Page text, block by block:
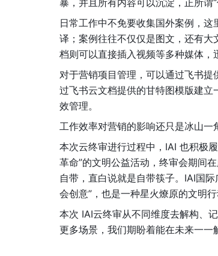
暴，并且所有内容可以沉淀，正所谓“
日常工作中不免要收集国外案例，
译；案例往往不仅仅是图文，还有
档则可以直接插入视频等多种媒体，
对于营销项目管理，可以通过飞书
过飞书云文档提供的甘特图模版建
效管理。
工作效率对营销的影响还只是冰山一
本次云终审进行过程中，IAI 也积极
革命”的文明公益活动，终审会期间
自带，直白说就是自带筷子。IAI国
会创意”，也是一种星火燎原的文明行
本次 IAI云终审从不同维度去解构、
更多场景，我们期盼着能在未来一一